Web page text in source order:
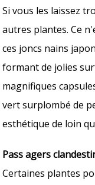
Si vous les laissez
autres plantes. Ce
ces joncs nains
formant de jolies
magnifiques
vert surplombé de
esthétique de loin
Pass agers
Certaines plantes